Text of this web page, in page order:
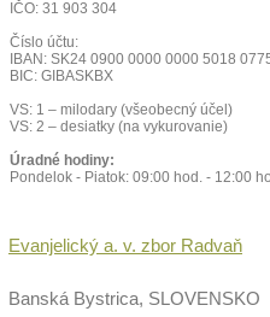
IČO: 31 903 304
Číslo účtu:
IBAN: SK24 0900 0000 0000 5018
BIC: GIBASKBX
VS: 1 – milodary (všeobecný účel)
VS: 2 – desiatky (na vykurovanie)
Úradné hodiny:
Pondelok - Piatok: 09:00 hod. - 12:00
Evanjelický a. v. zbor Radvaň
Banská Bystrica, SLOVENSKO